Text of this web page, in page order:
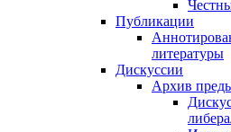
Публикации
литературы
Дискуссии
Архив